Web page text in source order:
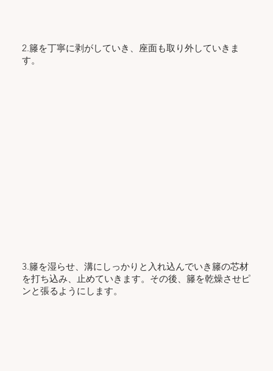
2.籐を丁寧に剥がしていき、座面も取り外していきま
す。
3.籐を湿らせ、溝にしっかりと入れ込んでいき籐の芯材
を打ち込み、止めていきます。その後、籐を乾燥させピ
ンと張るようにします。